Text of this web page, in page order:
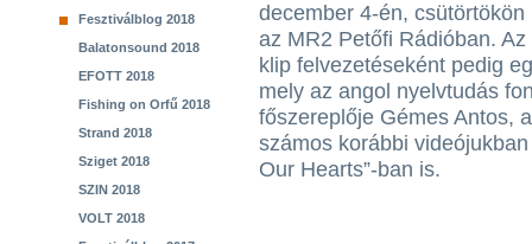
Fesztiválblog 2018
Balatonsound 2018
EFOTT 2018
Fishing on Orfű 2018
Strand 2018
Sziget 2018
SZIN 2018
VOLT 2018
december 4-én, csütörtökön
az MR2 Petőfi Rádióban.
klip felvezetéseként pedig
mely az angol nyelvtudás
főszereplője Gémes Antos,
számos korábbi
Our Hearts”-ban is.